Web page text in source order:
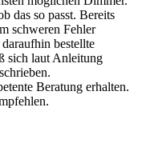
das so passt. Bereits
schweren Fehler
bestellte
sich laut Anleitung
Beratung erhalten.